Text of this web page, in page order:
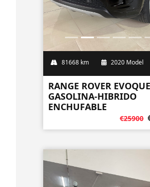
81668 km 2020 Model
RANGE ROVER EVOQUE
GASOLINA-HIBRIDO
ENCHUFABLE
€25900